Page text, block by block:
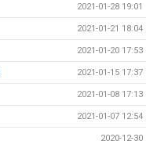
2021-01-28 19:01
2021-01-21 18:04
2021-01-20 17:53
2021-01-15 17:37
2021-01-08 17:13
2021-01-07 12:54
2020-12-30